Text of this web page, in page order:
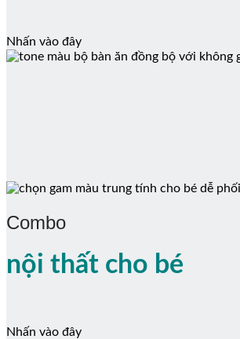
Nhấn vào đây
Combo
nội thất cho bé
Nhấn vào đây